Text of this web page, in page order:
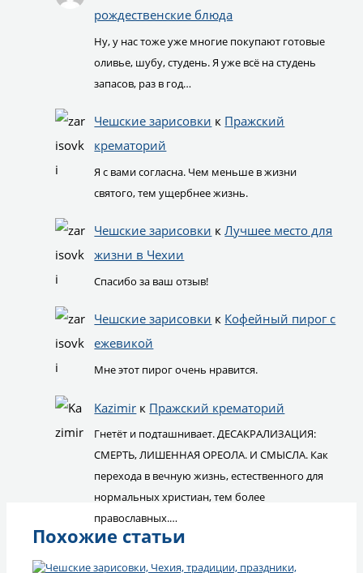
рождественские блюда
Ну, у нас тоже уже многие покупают готовые
оливье, шубу, студень. Я уже всё на студень
запасов, раз в год…
Чешские зарисовки к Пражский
крематорий
Я с вами согласна. Чем меньше в жизни
святого, тем ущербнее жизнь.
Чешские зарисовки кЛучшее место для
жизни в Чехии
Спасибо за ваш отзыв!
Чешские зарисовки к Кофейный пирог с
ежевикой
Мне этот пирог очень нравится.
Kazimir к Пражский крематорий
Гнетёт и подташнивает. ДЕСАКРАЛИЗАЦИЯ:
СМЕРТЬ, ЛИШЕННАЯ ОРЕОЛА. И СМЫСЛА. Как
перехода в вечную жизнь, естественного для
нормальных христиан, тем более
православных.…
Похожие статьи